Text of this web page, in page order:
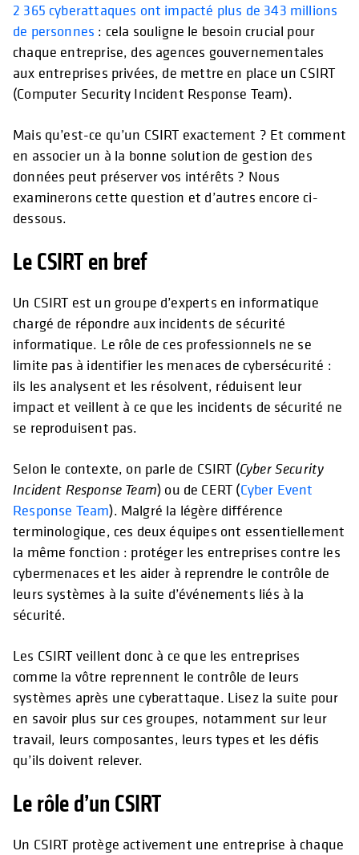
2 365 cyberattaques ont impacté plus de 343 millions
de personnes : cela souligne le besoin crucial pour
chaque entreprise, des agences gouvernementales
aux entreprises privées, de mettre en place un CSIRT
(Computer Security Incident Response Team).
Mais qu’est-ce qu’un CSIRT exactement ? Et comment
en associer un à la bonne solution de gestion des
données peut préserver vos intérêts ? Nous
examinerons cette question et d’autres encore ci-
dessous.
Le CSIRT en bref
Un CSIRT est un groupe d’experts en informatique
chargé de répondre aux incidents de sécurité
informatique. Le rôle de ces professionnels ne se
limite pas à identifier les menaces de cybersécurité :
ils les analysent et les résolvent, réduisent leur
impact et veillent à ce que les incidents de sécurité ne
se reproduisent pas.
Selon le contexte, on parle de CSIRT (Cyber Security
Incident Response Team) ou de CERT (Cyber Event
Response Team). Malgré la légère différence
terminologique, ces deux équipes ont essentiellement
la même fonction : protéger les entreprises contre les
cybermenaces et les aider à reprendre le contrôle de
leurs systèmes à la suite d’événements liés à la
sécurité.
Les CSIRT veillent donc à ce que les entreprises
comme la vôtre reprennent le contrôle de leurs
systèmes après une cyberattaque. Lisez la suite pour
en savoir plus sur ces groupes, notamment sur leur
travail, leurs composantes, leurs types et les défis
qu’ils doivent relever.
Le rôle d’un CSIRT
Un CSIRT protège activement une entreprise à chaque